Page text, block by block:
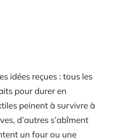
idées reçues : tous les
pour durer en
peinent à survivre à
d’autres s’abîment
un four ou une